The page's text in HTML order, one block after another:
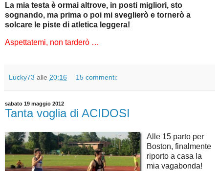
La mia testa è ormai altrove, in posti migliori, sto
sognando, ma prima o poi mi sveglierò e tornerò a
solcare le piste di atletica leggera!
Aspettatemi, non tarderò …
Lucky73 alle 20:16 15 commenti:
sabato 19 maggio 2012
Tanta voglia di ACIDOSI
Alle 15 parto per
Boston, finalmente
riporto a casa la
mia vagabonda!